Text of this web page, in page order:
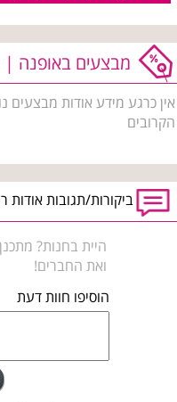
מבצעים באופנה
אין כרגע מידע אודות מבצעים
הקרובים
ביקורות/תגובות אודות
היית בחנות?
ואת החברים!
הוסיפו חוות דעת